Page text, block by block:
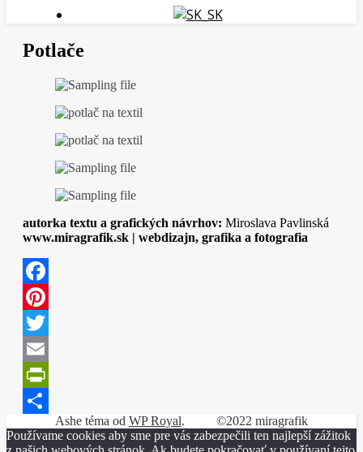
Potlače
autorka textu a grafických návrhov: Miroslava Pavlinská
www.miragrafik.sk | webdizajn, grafika a fotografia
Facebook
Pinterest
Twitter
Email
PrintFriendly
Share
©2022 miragrafik
Ashe téma od WP Royal.
Používame cookies aby sme pre vás zabezpečili ten najlepší zážitok